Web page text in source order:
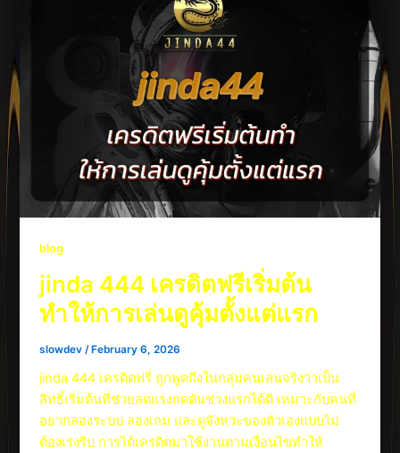
blog
jinda 444 เครดิตฟรีเริ่มต้น
ทำให้การเล่นดูคุ้มตั้งแต่แรก
slowdev /February 6, 2026
jinda 444 เครดิตฟรี ถูกพูดถึงในกลุ่มคนเล่นจริงว่าเป็น
สิทธิ์เริ่มต้นที่ช่วยลดแรงกดดันช่วงแรกได้ดี เหมาะกับคนที่
อยากลองระบบ ลองเกม และดูจังหวะของตัวเองแบบไม่
ต้องเร่งรีบ การได้เครดิตมาใช้งานตามเงื่อนไขทำให้